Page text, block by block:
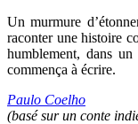
Un murmure
raconter une histoire
humblement, dans
commença à écrire.
Paulo Coelho
(basé sur un conte